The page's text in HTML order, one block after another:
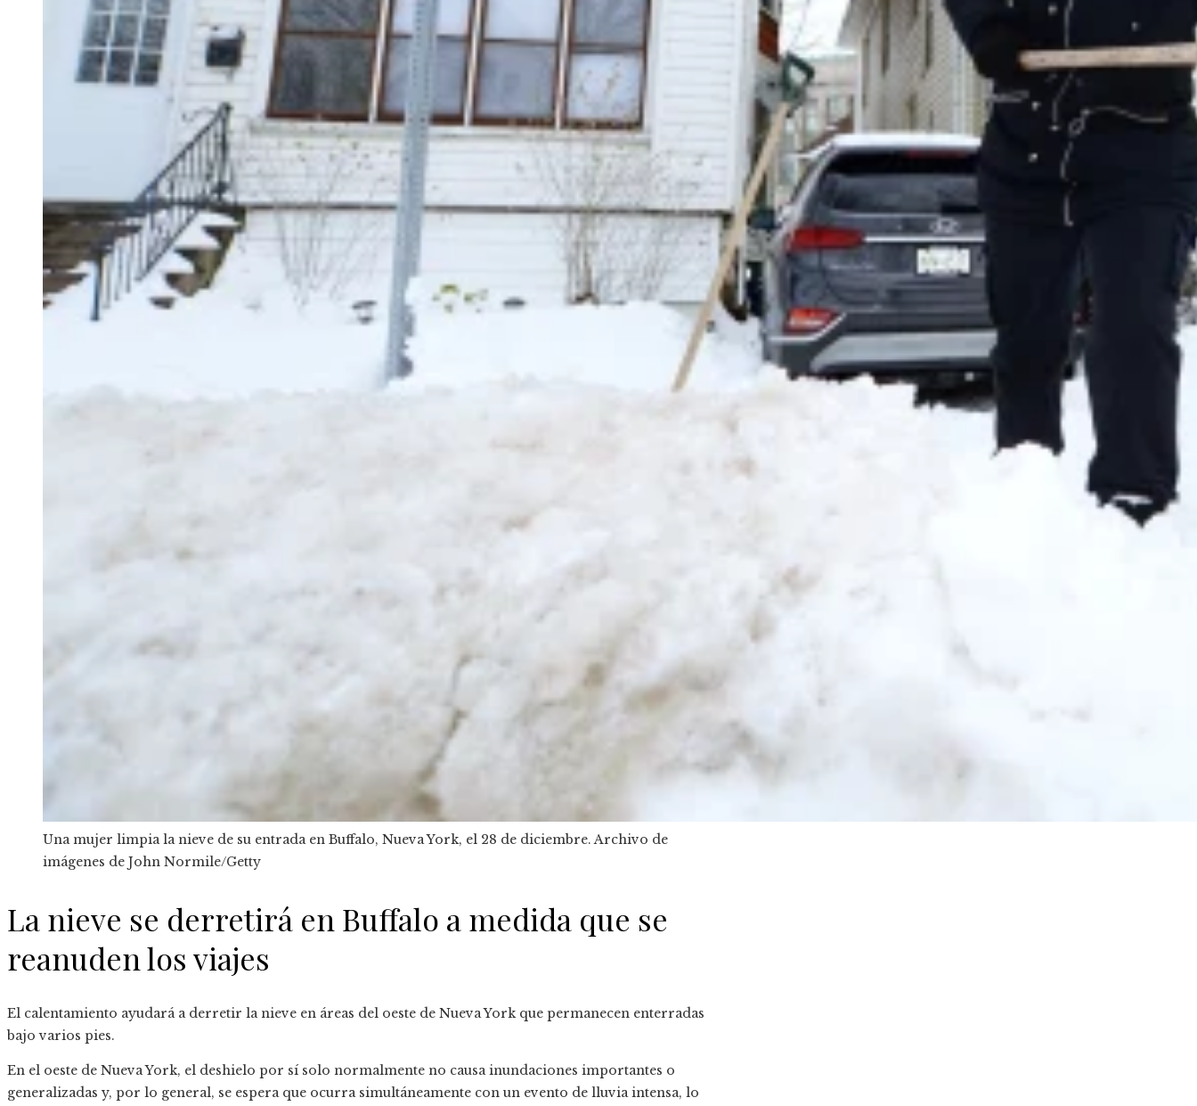
Una mujer limpia la nieve de su entrada en Buffalo, Nueva York, el 28 de diciembre.Archivo de
imágenes de John Normile/Getty
La nieve se derretirá en Buffalo a medida que se
reanuden los viajes
El calentamiento ayudará a derretir la nieve en áreas del oeste de Nueva York que permanecen enterradas
bajo varios pies.
En el oeste de Nueva York, el deshielo por sí solo normalmente no causa inundaciones importantes o
generalizadas y, por lo general, se espera que ocurra simultáneamente con un evento de lluvia intensa, lo